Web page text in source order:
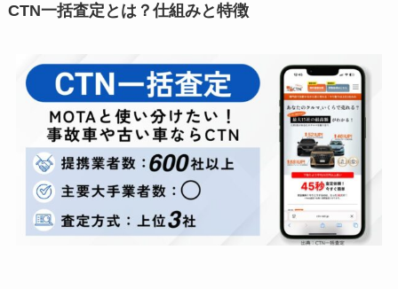
CTN一括査定とは？仕組みと特徴